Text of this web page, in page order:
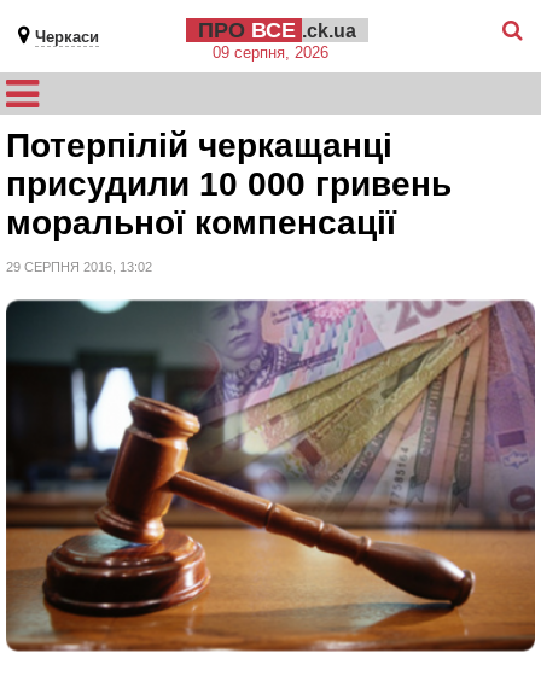
Черкаси ПРО ВСЕ .ck.ua
09 серпня, 2026
Потерпілій черкащанці
присудили 10 000 гривень
моральної компенсації
29 СЕРПНЯ 2016, 13:02